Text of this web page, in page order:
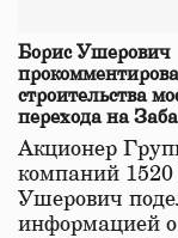
Борис Ушерович
строительства
перехода на
железной дороге
Акционер
компаний 1520
Ушерович
информацией о